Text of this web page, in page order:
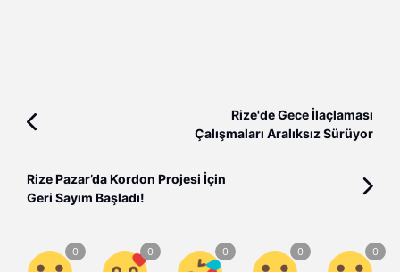
Rize'de Gece İlaçlaması
Çalışmaları Aralıksız Sürüyor
Rize Pazar’da Kordon Projesi İçin
Geri Sayım Başladı!